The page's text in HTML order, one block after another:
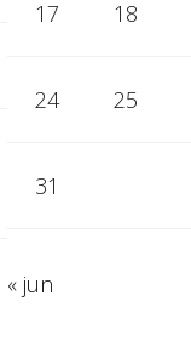
17 18
24 25
31
« jun